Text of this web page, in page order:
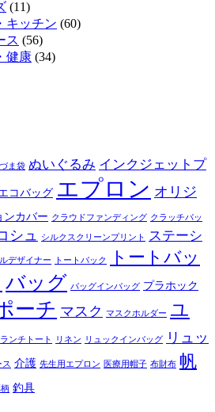
(11)
キッチン (60)
ス (56)
健康 (34)
ま袋 ぬいぐるみ インクジェットプ
コバッグ エプロン オリジ
ンカバー クラウドファンディング クラッチバッ
シュ シルクスクリーンプリント
ステーシ
デザイナー トートバック
トートバッ
バッグ バッグインバッグ プラホック
ーチ マスク マスクホルダー ユ
ランチトート リネン リュックインバッグ
リュッ
ス 介護 先生用エプロン 医療用帽子 布財布 帆
釣具